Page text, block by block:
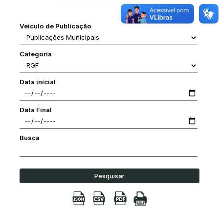
Veiculo de Publicação
Categoria
Data inícial
Data Final
Busca
Pesquisar